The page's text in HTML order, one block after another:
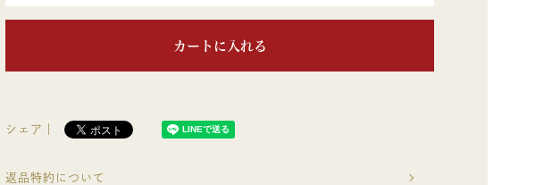
カートに入れる
シェア｜
返品特約について